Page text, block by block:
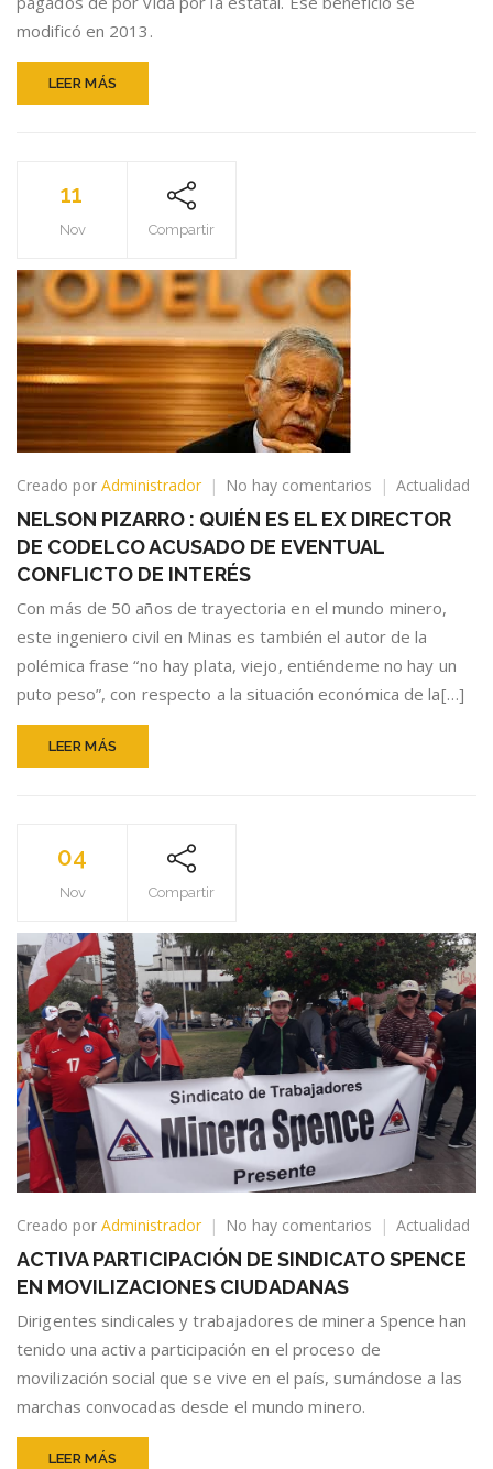
modificó en 2013.
LEER MÁS
11
Nov Compartir
Creado por Administrador No hay comentarios
en
PIZARRO
:
EL
EX
DIRECTOR
CODELCO
Actualidad
NELSON PIZARRO : QUIÉN ES EL EX DIRECTOR
DE CODELCO ACUSADO DE EVENTUAL
CONFLICTO DE INTERÉS
Con más de 50 años de trayectoria en el mundo minero,
este ingeniero civil en Minas es también el autor de la
polémica frase “no hay plata, viejo, entiéndeme no hay un
puto peso”, con respecto a la situación económica de la[…]
LEER MÁS
04
Nov Compartir
Creado por Administrador No hay comentarios
en
PARTICIPACIÓN
SINDICATO
SPENCE
EN
Actualidad
ACTIVA PARTICIPACIÓN DE SINDICATO SPENCE
EN MOVILIZACIONES CIUDADANAS
Dirigentes sindicales y trabajadores de minera Spence han
tenido una activa participación en el proceso de
movilización social que se vive en el país, sumándose a las
marchas convocadas desde el mundo minero.
LEER MÁS